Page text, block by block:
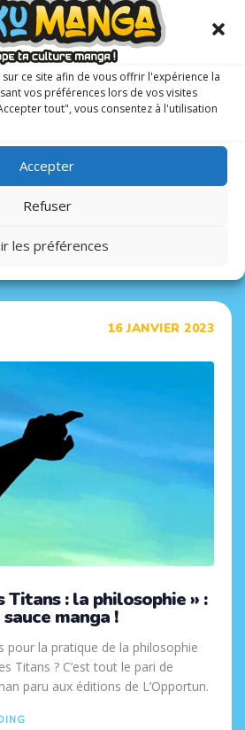
ce site afin de vous offrir l'expérience la
vos préférences lors de vos visites
tout", vous consentez à l'utilisation
Accepter
Refuser
les préférences
10 ans déjà avec
la série L’Attaque des Titans, les
librairie une édition anniversaire
16 JANVIER 2023
Titans : la philosophie » :
manga !
pour la pratique de la philosophie
Titans ? C’est tout le pari de
paru aux éditions de L’Opportun.